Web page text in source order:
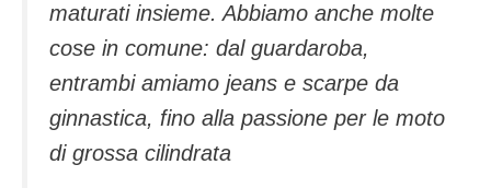
maturati insieme. Abbiamo anche molte
cose in comune: dal guardaroba,
entrambi amiamo jeans e scarpe da
ginnastica, fino alla passione per le moto
di grossa cilindrata